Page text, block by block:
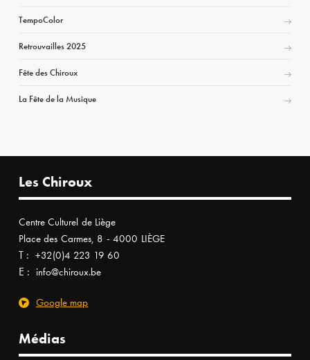
TempoColor
Retrouvailles 2025
Fête des Chiroux
La Fête de la Musique
Les Chiroux
Centre Culturel de Liège
Place des Carmes, 8 - 4000 LIÈGE
T : +32(0)4 223 19 60
E : info@chiroux.be
Google map
Médias